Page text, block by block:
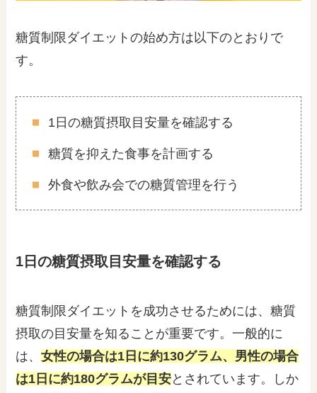
糖質制限ダイエットの始め方は以下のとおりで
す。
1日の糖質摂取目安量を確認する
糖質を抑えた食事を計画する
外食や飲み会での糖質管理を行う
1日の糖質摂取目安量を確認する
糖質制限ダイエットを成功させるためには、糖質
摂取の目安量を知ることが重要です。一般的に
は、女性の場合は1日に約130グラム、男性の場合
は1日に約180グラムが目安とされています。しか